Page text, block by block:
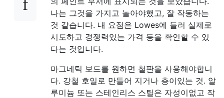
나는 그것을 가지고 놀아야했고, 잘 작동하는
것 같습니다. 내 요점은 Lowes에 들러 실제로
시도하고 경쟁력있는 가격 등을 확인할 수 있
다는 것입니다.
마그네틱 보드를 원하면 철판을 사용해야합니
다. 강철 호일로 만들어 지거나 층이있는 것. 알
루미늄 또는 스테인리스 스틸은 자성이없고 작